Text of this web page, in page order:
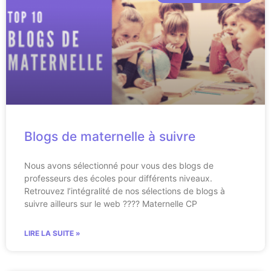
Blogs de maternelle à suivre
Nous avons sélectionné pour vous des blogs de
professeurs des écoles pour différents niveaux.
Retrouvez l’intégralité de nos sélections de blogs à
suivre ailleurs sur le web ???? Maternelle CP
LIRE LA SUITE »